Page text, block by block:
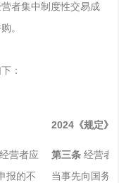
者集中制度性交易成
。
：
2024《规定》
营者应
报的不
第三条 经营者
当事先向国务